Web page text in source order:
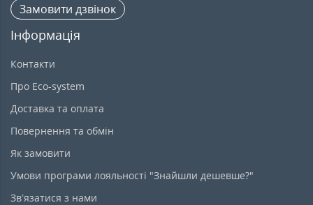
Замовити дзвінок
Інформація
Контакти
Про Eco-system
Доставка та оплата
Повернення та обмін
Як замовити
Умови програми лояльності "Знайшли дешевше?"
Зв’язатися з нами